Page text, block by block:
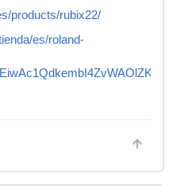
products/rubix22/
es/roland-